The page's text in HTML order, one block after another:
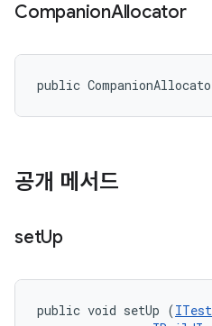
CompanionAllocator
public
공개 메서드
setUp
public void setUp (